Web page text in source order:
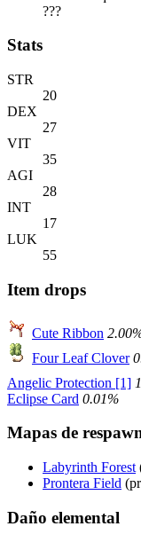
???
Stats
STR
20
DEX
27
VIT
35
AGI
28
INT
17
LUK
55
Item drops
Cute Ribbon
Four Leaf Clover
Angelic Protection [1]
Eclipse Card 0.01%
Mapas de
Labyrinth Forest
Prontera Field
Daño elemental